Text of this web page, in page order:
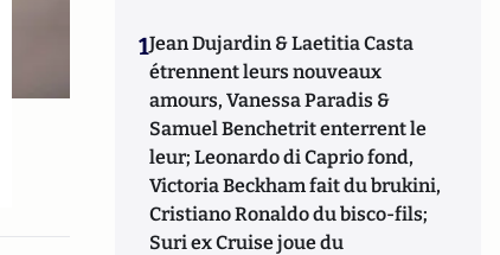
1Jean Dujardin & Laetitia Casta
étrennent leurs nouveaux
amours, Vanessa Paradis &
Samuel Benchetrit enterrent le
leur; Leonardo di Caprio fond,
Victoria Beckham fait du brukini,
Cristiano Ronaldo du bisco-fils;
Suri ex Cruise joue du